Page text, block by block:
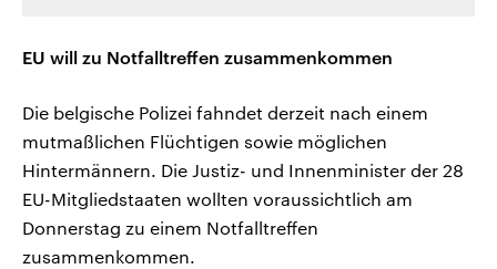
EU will zu Notfalltreffen zusammenkommen
Die belgische Polizei fahndet derzeit nach einem
mutmaßlichen Flüchtigen sowie möglichen
Hintermännern. Die Justiz- und Innenminister der 28
EU-Mitgliedstaaten wollten voraussichtlich am
Donnerstag zu einem Notfalltreffen
zusammenkommen.